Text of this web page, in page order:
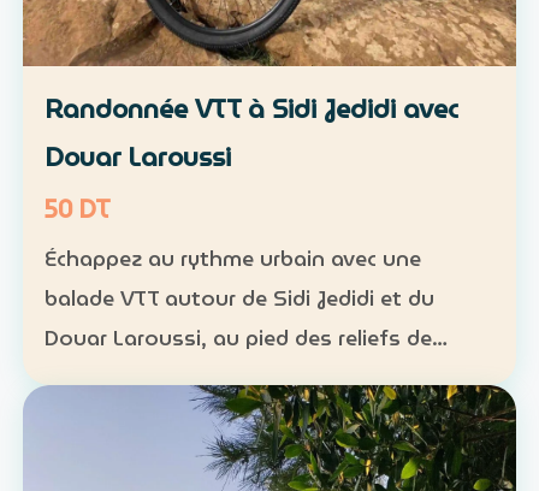
Randonnée VTT à Sidi Jedidi avec
Douar Laroussi
50 DT
Échappez au rythme urbain avec une
balade VTT autour de Sidi Jedidi et du
Douar Laroussi, au pied des reliefs de
Hammamet. Durée : environ 1 h à 1 h 30
Niveau : intermédiaire Groupe : de 8 à 11
participants Tarif : 50 …